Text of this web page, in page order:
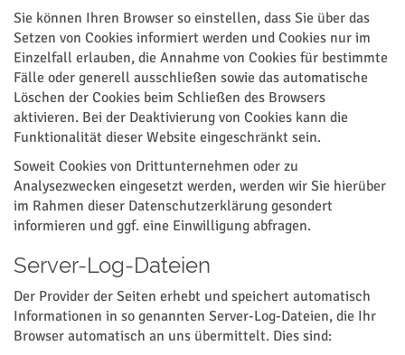
Sie können Ihren Browser so einstellen, dass Sie über das
Setzen von Cookies informiert werden und Cookies nur im
Einzelfall erlauben, die Annahme von Cookies für bestimmte
Fälle oder generell ausschließen sowie das automatische
Löschen der Cookies beim Schließen des Browsers
aktivieren. Bei der Deaktivierung von Cookies kann die
Funktionalität dieser Website eingeschränkt sein.
Soweit Cookies von Drittunternehmen oder zu
Analysezwecken eingesetzt werden, werden wir Sie hierüber
im Rahmen dieser Datenschutzerklärung gesondert
informieren und ggf. eine Einwilligung abfragen.
Server-Log-Dateien
Der Provider der Seiten erhebt und speichert automatisch
Informationen in so genannten Server-Log-Dateien, die Ihr
Browser automatisch an uns übermittelt. Dies sind: